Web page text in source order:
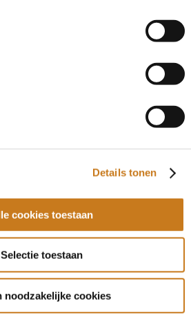
Details tonen
cookies toestaan
Selectie toestaan
noodzakelijke cookies